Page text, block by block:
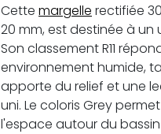
Cette margelle rectifiée
20 mm, est destinée à
Son classement R11
environnement humide,
apporte du relief et une
uni. Le coloris Grey
l'espace autour du